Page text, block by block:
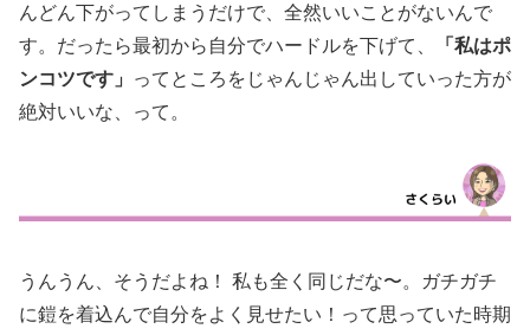
んどん下がってしまうだけで、全然いいことがないんで
す。だったら最初から自分でハードルを下げて、
「私はポ
ンコツです」
ってところをじゃんじゃん出していった方が
絶対いいな、って。
うんうん、そうだよね！ 私も全く同じだな〜。ガチガチ
に鎧を着込んで自分をよく見せたい！って思っていた時期